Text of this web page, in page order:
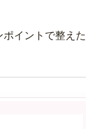
イントで整え